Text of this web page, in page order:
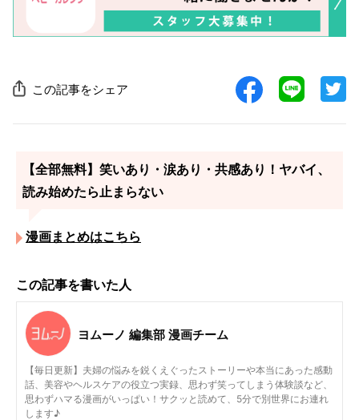
この記事をシェア
【全部無料】笑いあり・涙あり・共感あり！ヤバイ、
読み始めたら止まらない
漫画まとめはこちら
この記事を書いた人
ヨムーノ 編集部 漫画チーム
【毎日更新】夫婦の悩みを鋭くえぐったストーリーや本当にあった感動
話、美容やヘルスケアの役立つ実録、思わず笑ってしまう体験談など、
思わずハマる漫画がいっぱい！サクッと読めて、5分で別世界にお連れ
します♪